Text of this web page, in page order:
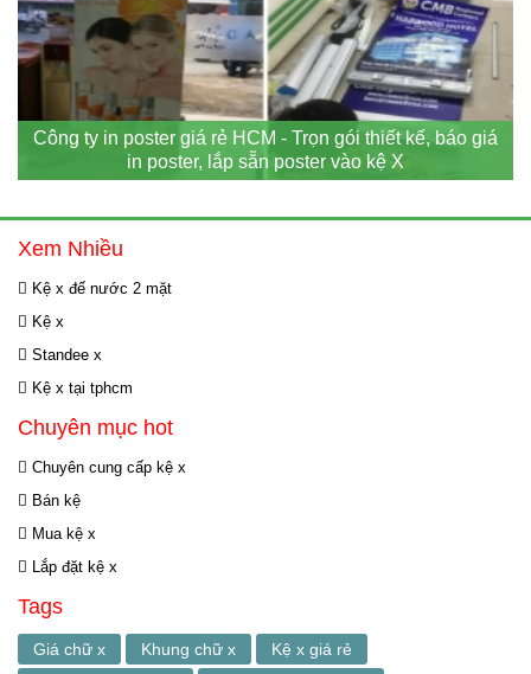
Công ty in poster giá rẻ HCM - Trọn gói thiết kế, báo giá
in poster, lắp sẵn poster vào kệ X
Xem Nhiều
Kệ x đế nước 2 mặt
Kệ x
Standee x
Kệ x tại tphcm
Chuyên mục hot
Chuyên cung cấp kệ x
Bán kệ
Mua kệ x
Lắp đặt kệ x
Tags
Giá chữ x Khung chữ x Kệ x giá rẻ